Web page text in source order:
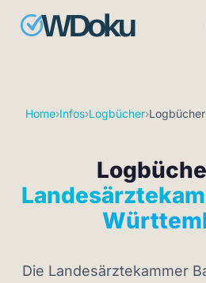
Home›Infos›Logbücher›
Die Landesärztekammer